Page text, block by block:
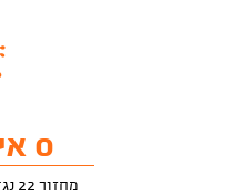
0 איבודים
מחזור 22 נגד קריית אתא בחוץ